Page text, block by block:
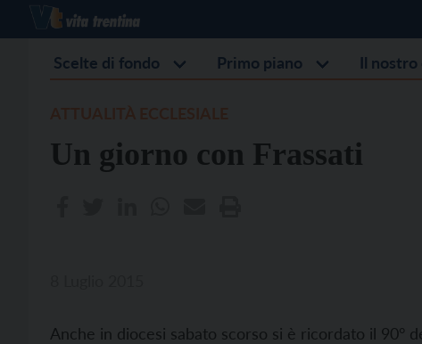
Scelte di fondo Primo piano Il
Un giorno con Frassati
Anche in diocesi sabato scorso si è ricordato il 90°